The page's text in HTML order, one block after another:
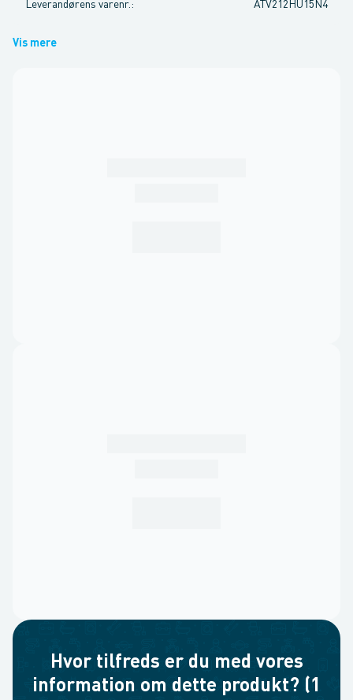
Leverandørens varenr. : ATV212HU15N4
Vis mere
Hvor tilfreds er du med vores
information om dette produkt? (1